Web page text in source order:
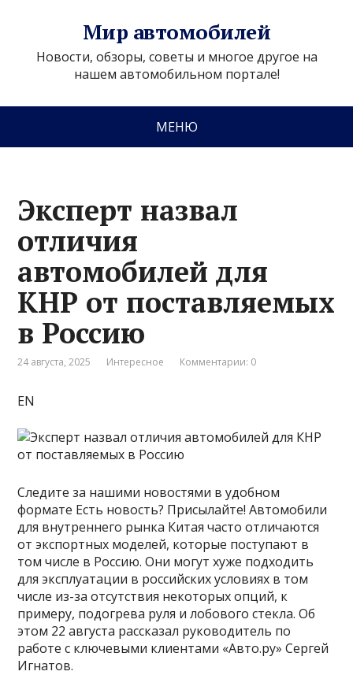
Мир автомобилей
Новости, обзоры, советы и многое другое на
нашем автомобильном портале!
МЕНЮ
Эксперт назвал
отличия
автомобилей для
КНР от поставляемых
в Россию
24 августа, 2025 Интересное Комментарии: 0
EN
Следите за нашими новостями в удобном
формате Есть новость? Присылайте! Автомобили
для внутреннего рынка Китая часто отличаются
от экспортных моделей, которые поступают в
том числе в Россию. Они могут хуже подходить
для эксплуатации в российских условиях в том
числе из-за отсутствия некоторых опций, к
примеру, подогрева руля и лобового стекла. Об
этом 22 августа рассказал руководитель по
работе с ключевыми клиентами «Авто.ру» Сергей
Игнатов.